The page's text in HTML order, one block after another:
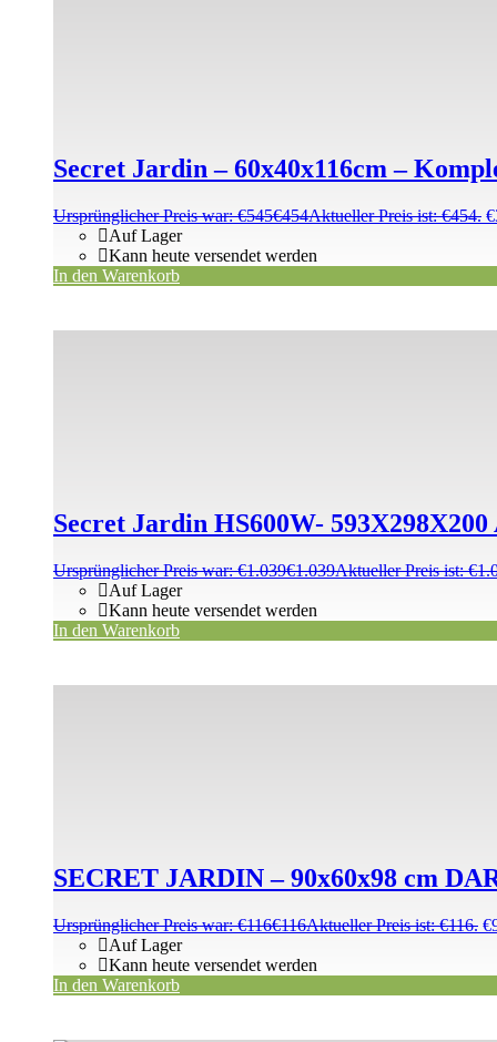
Secret Jardin – 60x40x116cm –
Ursprünglicher Preis war: €545€454Aktueller Preis ist: €454. €
Auf Lager
Kann heute versendet werden
In den Warenkorb
Secret Jardin HS600W-
Ursprünglicher Preis war: €1.039€1.039Aktueller Preis ist:
Auf Lager
Kann heute versendet werden
In den Warenkorb
SECRET JARDIN – 90x60x98 cm
Ursprünglicher Preis war: €116€116Aktueller Preis ist: €116. €
Auf Lager
Kann heute versendet werden
In den Warenkorb